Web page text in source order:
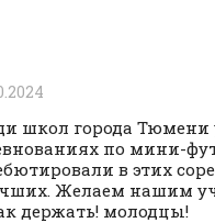
школ города
по мини-
в этих
Желаем нашим
держать! молодцы!